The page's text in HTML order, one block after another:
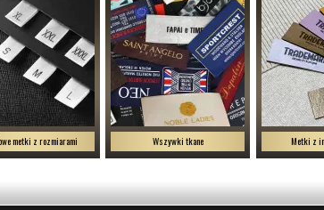
metki z rozmiarami Wszywki tkane Metki z